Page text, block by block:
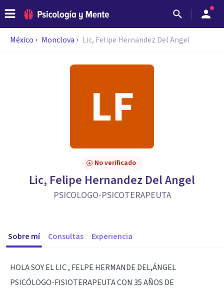
México Monclova Lic, Felipe Hernandez Del Angel
No verificado
Lic, Felipe Hernandez Del Angel
PSICOLOGO-PSICOTERAPEUTA
Sobre mí Consultas Experiencia
HOLA SOY EL LIC , FELPE HERMANDE DEL,ÁNGEL
PSICÓLOGO-FISIOTERAPEUTA CON 35 AÑOS DE